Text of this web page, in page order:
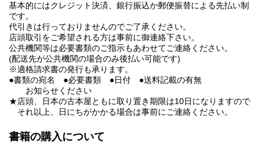
基本的にはクレジット決済、銀行振込か郵便振替による先払い制
です。
代引きは行っておりませんのでご了承ください。
店頭取引をご希望される方は事前に御連絡下さい。
公共機関等は必要書類のご指示もあわせてご連絡ください。
(配送先が公共機関の場合のみ後払い可能です)
※適格請求書の発行も承ります。
●書類の宛名 ●必要書類 ●日付 ●送料記載の有無
お知らせください
★店頭、日本の古本屋ともに取り置き期限は10日になりますので
それ以上、日にちがかかる場合は事前にご連絡ください。
書籍の購入について